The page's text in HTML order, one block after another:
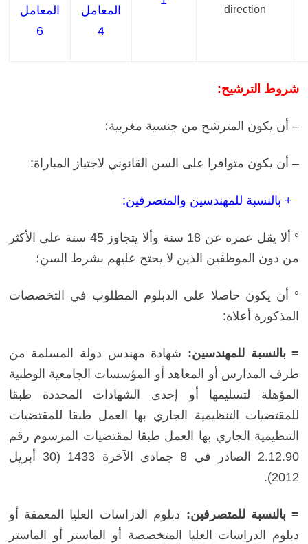
المعامل
6
المعامل
4
direction
شروط الترشيح:
– أن يكون المترشح من جنسية مغربية؛
– أن يكون متوافرا على السن القانوني لاجتياز المباراة:
+ بالنسبة للمهندسين والمتصرفين:
° ألا يقل عمره عن 18 سنة وألا يتجاوز 45 سنة على الأكثر
من دون الموظفين الذين لا يحتج عليهم بشرط السن؛
° أن يكون حاصلا على الدبلوم المطلوب في التخصصات
المذكورة أعلاه:
= بالنسبة للمهندسين: شهادة مهندس دولة المسلمة من
طرف المدارس أو المعاهد أو المؤسسات الجامعية الوطنية
المؤهلة لتسليمها أو إحدى الشهادات المحددة طبقا
للمقتضيات التنظيمية الجاري بها العمل طبقا للمقتضيات
التنظيمية الجاري بها العمل طبقا لمقتضيات المرسوم رقم
2.12.90 الصادر في 8 جمادى الآخرة 1433 (30 أبريل
2012).
= بالنسبة للمتصرفين: دبلوم الدراسات العليا المعمقة أو
دبلوم الدراسات العليا المتخصصة أو الماستر أو الماستر